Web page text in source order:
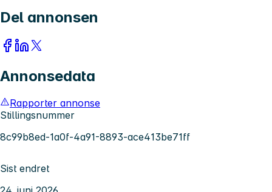
Del annonsen
Annonsedata
Rapporter annonse
Stillingsnummer
8c99b8ed-1a0f-4a91-8893-ace413be71ff
Sist endret